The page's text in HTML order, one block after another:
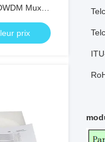
Mux
prix